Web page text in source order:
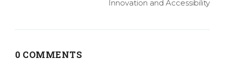
Innovation and Accessibility
0 COMMENTS